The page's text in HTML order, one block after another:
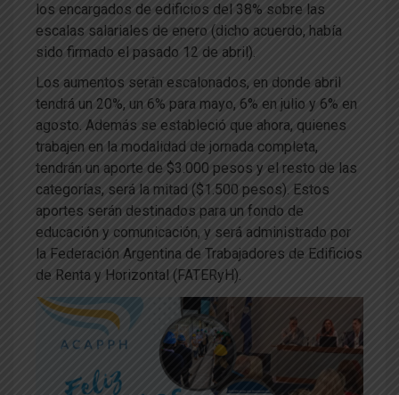
los encargados de edificios del 38% sobre las
escalas salariales de enero (dicho acuerdo, había
sido firmado el pasado 12 de abril).
Los aumentos serán escalonados, en donde abril
tendrá un 20%, un 6% para mayo, 6% en julio y 6% en
agosto. Además se estableció que ahora, quienes
trabajen en la modalidad de jornada completa,
tendrán un aporte de $3.000 pesos y el resto de las
categorías, será la mitad ($1.500 pesos). Estos
aportes serán destinados para un fondo de
educación y comunicación, y será administrado por
la Federación Argentina de Trabajadores de Edificios
de Renta y Horizontal (FATERyH).